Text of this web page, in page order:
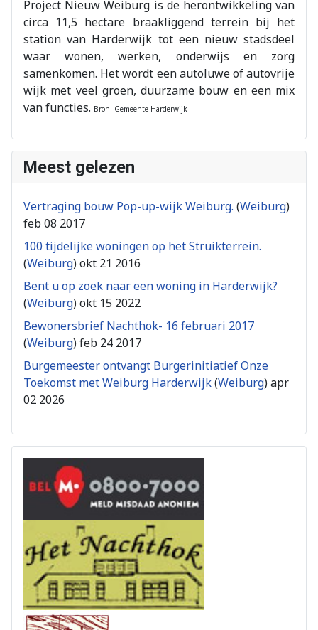
Project Nieuw Weiburg is de herontwikkeling van
circa 11,5 hectare braakliggend terrein bij het
station van Harderwijk tot een nieuw stadsdeel
waar wonen, werken, onderwijs en zorg
samenkomen. Het wordt een autoluwe of autovrije
wijk met veel groen, duurzame bouw en een mix
van functies. Bron: Gemeente Harderwijk
Meest gelezen
Vertraging bouw Pop-up-wijk Weiburg. (Weiburg)
feb 08 2017
100 tijdelijke woningen op het Struikterrein.
(Weiburg)okt 21 2016
Bent u op zoek naar een woning in Harderwijk?
(Weiburg)okt 15 2022
Bewonersbrief Nachthok- 16 februari 2017
(Weiburg)feb 24 2017
Burgemeester ontvangt Burgerinitiatief Onze
Toekomst met Weiburg Harderwijk(Weiburg)apr
02 2026